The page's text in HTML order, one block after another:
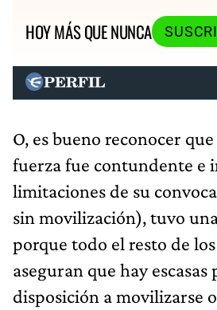
HOY MÁS QUE NUNCA
O, es bueno reconocer
fuerza fue contundente e
limitaciones de su
sin movilización), tuvo
porque todo el resto de
aseguran que hay escasas
disposición a movilizarse